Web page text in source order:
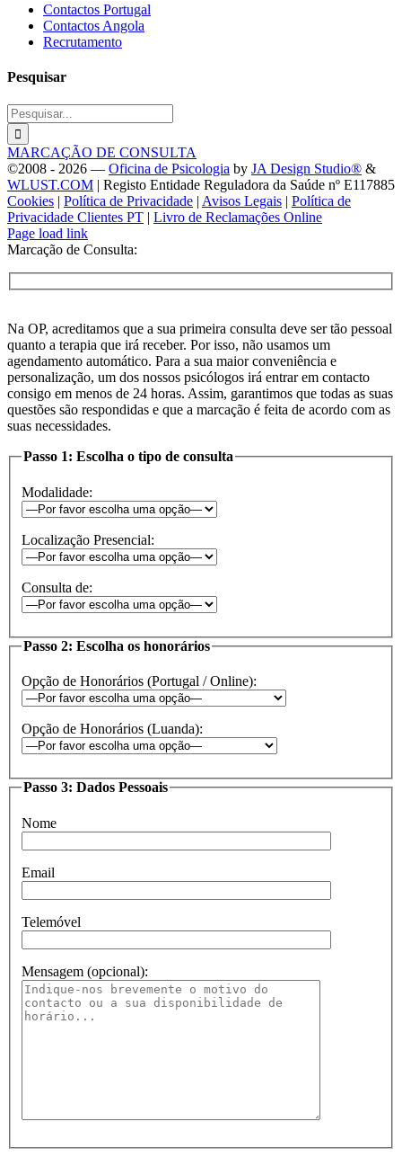
Contactos Portugal
Contactos Angola
Recrutamento
Pesquisar
Procurar
por
MARCAÇÃO DE CONSULTA
©2008 - 2026 — Oficina de Psicologia by JA Design Studio® &
WLUST.COM | Registo Entidade Reguladora da Saúde nº E117885
Cookies | Política de Privacidade | Avisos Legais | Política de
Privacidade Clientes PT | Livro de Reclamações Online
Facebook
Instagram
LinkedIn
YouTube
Pinterest
SoundCloud
X
Page load link
Marcação de Consulta:
Na OP, acreditamos que a sua primeira consulta deve ser tão pessoal
quanto a terapia que irá receber. Por isso, não usamos um
agendamento automático. Para a sua maior conveniência e
personalização, um dos nossos psicólogos irá entrar em contacto
consigo em menos de 24 horas. Assim, garantimos que todas as suas
questões são respondidas e que a marcação é feita de acordo com as
suas necessidades.
Passo 1: Escolha o tipo de consulta
Modalidade:
Localização Presencial:
Consulta de:
Passo 2: Escolha os honorários
Opção de Honorários (Portugal / Online):
Opção de Honorários (Luanda):
Passo 3: Dados Pessoais
Nome
Email
Telemóvel
Mensagem (opcional):